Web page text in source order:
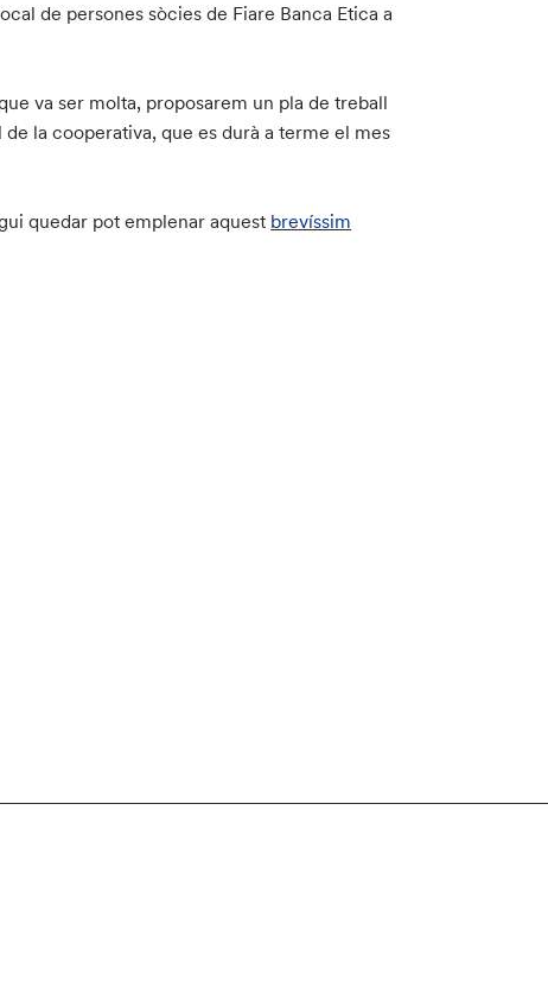
de persones sòcies de Fiare Banca Etica a
va ser molta, proposarem un pla de treball
la cooperativa, que es durà a terme el mes
quedar pot emplenar aquest brevíssim